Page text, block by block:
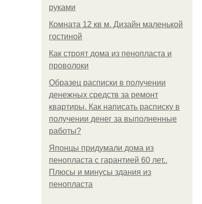
руками
Комната 12 кв м. Дизайн маленькой
гостиной
Как строят дома из пенопласта и
проволоки
Образец расписки в получении
денежных средств за ремонт
квартиры. Как написать расписку в
получении денег за выполненные
работы?
Японцы придумали дома из
пенопласта с гарантией 60 лет..
Плюсы и минусы здания из
пенопласта